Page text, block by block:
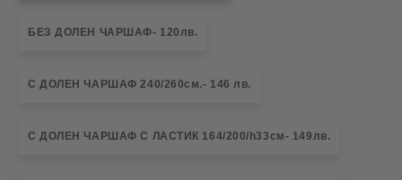
БЕЗ ДОЛЕН ЧАРШАФ- 120лв.
С ДОЛЕН ЧАРШАФ 240/260см.- 146 лв.
С ДОЛЕН ЧАРШАФ С ЛАСТИК 164/200/h33см- 149лв.